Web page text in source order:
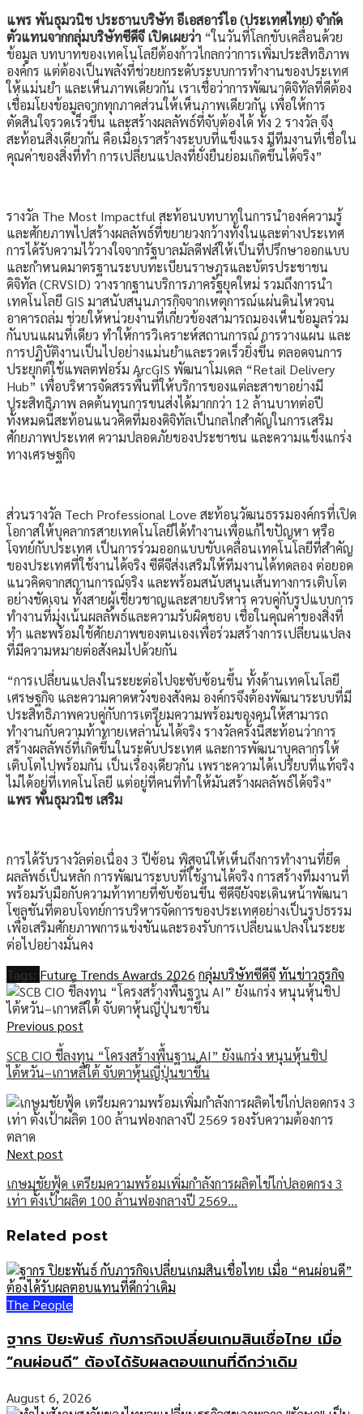
แพร พันธุมวนิช ประธานบริษัท อีเอสอาร์ไอ (ประเทศไทย) จำกัด
ตัวแทนจากกลุ่มบริษัทซีดีจี เปิดเผยว่า “ในวันที่โลกขับเคลื่อนด้วย
ข้อมูล บทบาทของเทคโนโลยีต้องก้าวไกลกว่าการเพิ่มประสิทธิภาพ
องค์กร แต่ต้องเป็นพลังที่ช่วยยกระดับระบบการทำงานของประเทศ
ให้แม่นยำ และเห็นภาพเดียวกัน เราเชื่อว่าการพัฒนาดิจิทัลที่ดีต้อง
เชื่อมโยงข้อมูลจากทุกภาคส่วนให้เห็นภาพเดียวกัน เพื่อให้การ
ตัดสินใจรวดเร็วขึ้น และสร้างผลลัพธ์ที่จับต้องได้ ทั้ง 2 รางวัล จึง
สะท้อนสิ่งเดียวกัน คือเมื่อเราสร้างระบบที่แข็งแรง มีทีมงานที่เชื่อใน
คุณค่าของสิ่งที่ทำ การเปลี่ยนแปลงที่ยั่งยืนย่อมเกิดขึ้นได้จริง”
รางวัล The Most Impactful สะท้อนบทบาทในการนำองค์ความรู้
และศักยภาพไปสร้างผลลัพธ์ที่ขยายวงกว้างทั้งในและต่างประเทศ
การได้รับความไว้วางใจจากรัฐบาลมัลดีฟส์ให้เป็นที่ปรึกษาออกแบบ
และกำหนดมาตรฐานระบบทะเบียนราษฎรและบัตรประชาชน
ดิจิทัล (CRVSID) วางรากฐานบริการภาครัฐยุคใหม่ รวมถึงการนำ
เทคโนโลยี GIS มาสนับสนุนภารกิจจากเหตุการณ์แผ่นดินไหวจน
อาคารถล่ม ช่วยให้หน่วยงานที่เกี่ยวข้องสามารถมองเห็นข้อมูลร่วม
กันบนแผนที่เดียว ทำให้การวิเคราะห์สถานการณ์ การวางแผน และ
การปฏิบัติงานเป็นไปอย่างแม่นยำและรวดเร็วยิ่งขึ้น ตลอดจนการ
ประยุกต์ใช้แพลตฟอร์ม ArcGIS พัฒนาโมเดล “Retail Delivery
Hub” เพื่อบริหารจัดสรรพื้นที่ให้บริการของแต่ละสาขาอย่างมี
ประสิทธิภาพ ลดต้นทุนการขนส่งได้มากกว่า 12 ล้านบาทต่อปี
ทั้งหมดนี้สะท้อนแนวคิดที่มองดิจิทัลเป็นกลไกสำคัญในการเสริม
ศักยภาพประเทศ ความปลอดภัยของประชาชน และความแข็งแกร่ง
ทางเศรษฐกิจ
ส่วนรางวัล Tech Professional Love สะท้อนวัฒนธรรมองค์กรที่เปิด
โอกาสให้บุคลากรสายเทคโนโลยีได้ทำงานเพื่อแก้ไขปัญหา หรือ
โจทย์กับประเทศ เป็นการร่วมออกแบบขับเคลื่อนเทคโนโลยีที่สำคัญ
ของประเทศที่ใช้งานได้จริง ซีดีจีส่งเสริมให้ทีมงานได้ทดลอง ต่อยอด
แนวคิดจากสถานการณ์จริง และพร้อมสนับสนุนเส้นทางการเติบโต
อย่างชัดเจน ทั้งสายผู้เชี่ยวชาญและสายบริหาร ควบคู่กับรูปแบบการ
ทำงานที่มุ่งเน้นผลลัพธ์และความรับผิดชอบ เชื่อในคุณค่าของสิ่งที่
ทำ และพร้อมใช้ศักยภาพของตนเองเพื่อร่วมสร้างการเปลี่ยนแปลง
ที่มีความหมายต่อสังคมไปด้วยกัน
“การเปลี่ยนแปลงในระยะต่อไปจะซับซ้อนขึ้น ทั้งด้านเทคโนโลยี
เศรษฐกิจ และความคาดหวังของสังคม องค์กรจึงต้องพัฒนาระบบที่มี
ประสิทธิภาพควบคู่กับการเตรียมความพร้อมของคนให้สามารถ
ทำงานกับความท้าทายเหล่านั้นได้จริง รางวัลครั้งนี้สะท้อนว่าการ
สร้างผลลัพธ์ที่เกิดขึ้นในระดับประเทศ และการพัฒนาบุคลากรให้
เติบโตไปพร้อมกัน เป็นเรื่องเดียวกัน เพราะความได้เปรียบที่แท้จริง
ไม่ได้อยู่ที่เทคโนโลยี แต่อยู่ที่คนที่ทำให้มันสร้างผลลัพธ์ได้จริง”
แพร พันธุมวนิช เสริม
การได้รับรางวัลต่อเนื่อง 3 ปีซ้อน พิสูจน์ให้เห็นถึงการทำงานที่ยึด
ผลลัพธ์เป็นหลัก การพัฒนาระบบที่ใช้งานได้จริง การสร้างทีมงานที่
พร้อมรับมือกับความท้าทายที่ซับซ้อนขึ้น ซีดีจียังจะเดินหน้าพัฒนา
โซลูชันที่ตอบโจทย์การบริหารจัดการของประเทศอย่างเป็นรูปธรรม
เพื่อเสริมศักยภาพการแข่งขันและรองรับการเปลี่ยนแปลงในระยะ
ต่อไปอย่างมั่นคง
Tags: Future Trends Awards 2026 กลุ่มบริษัทซีดีจีทันข่าวธุรกิจ
Previous post
SCB CIO ชี้ลงทุน “โครงสร้างพื้นฐาน AI” ยังแกร่ง หนุนหุ้นชิป
ไต้หวัน–เกาหลีใต้ จับตาหุ้นญี่ปุ่นขาขึ้น
Next post
เกษมชัยฟู้ด เตรียมความพร้อมเพิ่มกำลังการผลิตไข่ไก่ปลอดกรง 3
เท่า ตั้งเป้าผลิต 100 ล้านฟองกลางปี 2569…
Related post
The People
ฐากร ปิยะพันธ์ กับภารกิจเปลี่ยนเกมสินเชื่อไทย เมื่อ
“คนผ่อนดี” ต้องได้รับผลตอบแทนที่ดีกว่าเดิม
August 6, 2026